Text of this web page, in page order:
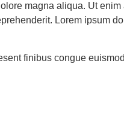
magna aliqua. Ut
Lorem ipsum
finibus congue